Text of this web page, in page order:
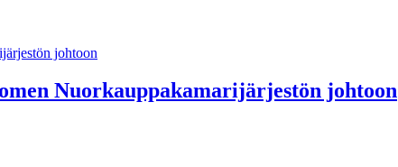
Nuorkauppakamarijärjestön johtoon